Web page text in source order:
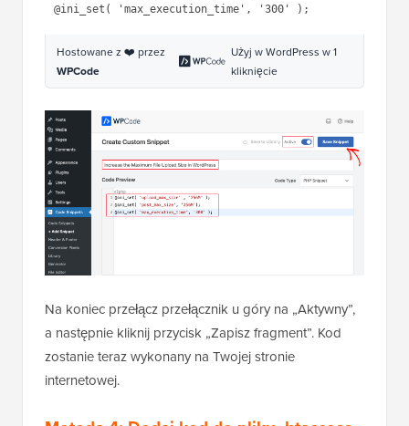
Hostowane z ❤️ przez
WPCode
Użyj w WordPress w 1
kliknięcie
Na koniec przełącz przełącznik u góry na „Aktywny”,
a następnie kliknij przycisk „Zapisz fragment”. Kod
zostanie teraz wykonany na Twojej stronie
internetowej.